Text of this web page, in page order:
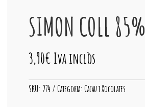
SIMON COLL 85%
3,90€ Iva inclòs
SKU: 274 Categoria:Cacau i Xocolates